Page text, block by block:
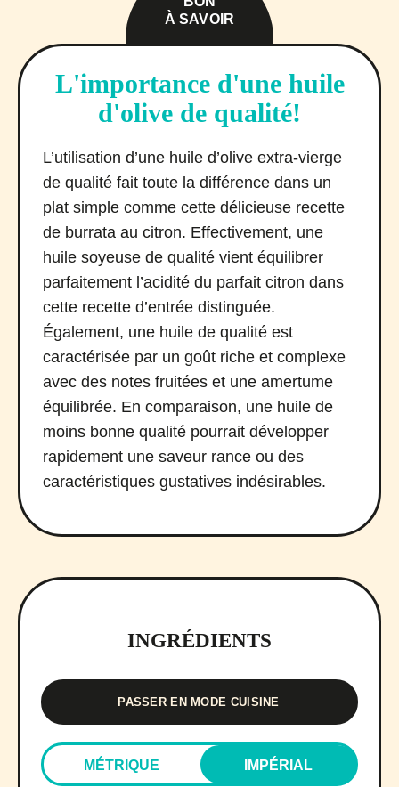
À SAVOIR
L'importance d'une huile
d'olive de qualité!
L’utilisation d’une huile d’olive extra-vierge
de qualité fait toute la différence dans un
plat simple comme cette délicieuse recette
de burrata au citron. Effectivement, une
huile soyeuse de qualité vient équilibrer
parfaitement l’acidité du parfait citron dans
cette recette d’entrée distinguée.
Également, une huile de qualité est
caractérisée par un goût riche et complexe
avec des notes fruitées et une amertume
équilibrée. En comparaison, une huile de
moins bonne qualité pourrait développer
rapidement une saveur rance ou des
caractéristiques gustatives indésirables.
INGRÉDIENTS
PASSER EN MODE CUISINE
MÉTRIQUE IMPÉRIAL